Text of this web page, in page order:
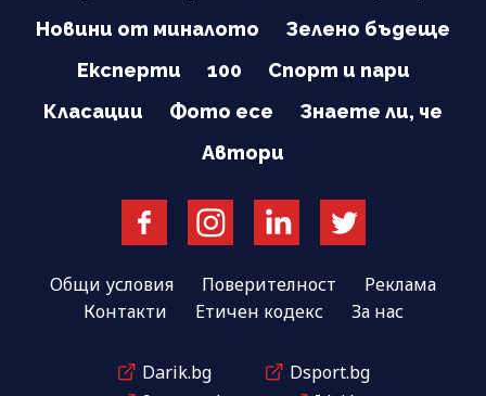
Новини от миналото
Зелено бъдеще
Експерти
100
Спорт и пари
Класации
Фото есе
Знаете ли, че
Автори
Общи условия Поверителност
Реклама
Контакти
Етичен кодекс За нас
Darik.bg
Dsport.bg